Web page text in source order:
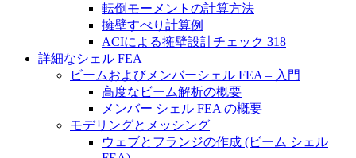
転倒モーメントの計算方法
擁壁すべり計算例
ACIによる擁壁設計チェック 318
詳細なシェル FEA
ビームおよびメンバーシェル FEA – 入門
高度なビーム解析の概要
メンバー シェル FEA の概要
モデリングとメッシング
ウェブとフランジの作成 (ビーム シェル